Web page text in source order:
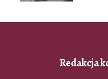
Redakcja